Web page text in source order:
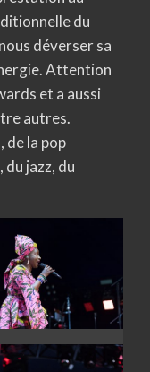
du
déverser sa
Attention
et a aussi
autres.
de la pop
jazz, du